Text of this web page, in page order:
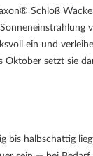
Schloß
ein und
Oktober setzt sie
bis halbschattig